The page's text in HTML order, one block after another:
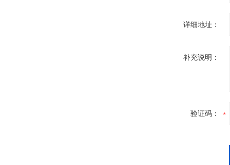
详细地址：
补充说明：
验证码：